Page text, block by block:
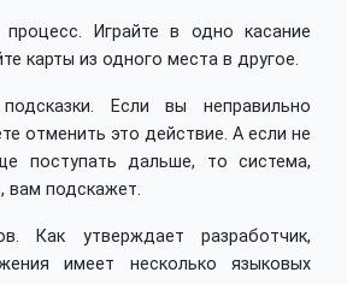
Играйте в одно касание
карты из одного места в другое.
Если вы неправильно
отменить это действие. А если не
поступать дальше, то система,
вам подскажет.
Как утверждает разработчик,
имеет несколько языковых